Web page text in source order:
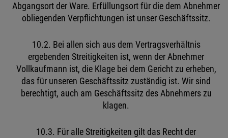
Abgangsort der Ware. Erfüllungsort für die dem Abnehmer
obliegenden Verpflichtungen ist unser Geschäftssitz.
10.2. Bei allen sich aus dem Vertragsverhältnis
ergebenden Streitigkeiten ist, wenn der Abnehmer
Vollkaufmann ist, die Klage bei dem Gericht zu erheben,
das für unseren Geschäftssitz zuständig ist. Wir sind
berechtigt, auch am Geschäftssitz des Abnehmers zu
klagen.
10.3. Für alle Streitigkeiten gilt das Recht der